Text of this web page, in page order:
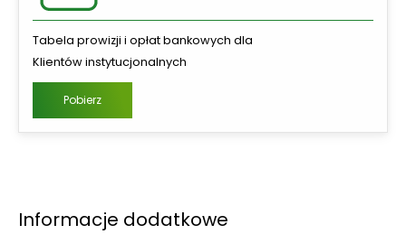
Tabela prowizji i opłat bankowych dla
Klientów instytucjonalnych
Pobierz
Informacje dodatkowe